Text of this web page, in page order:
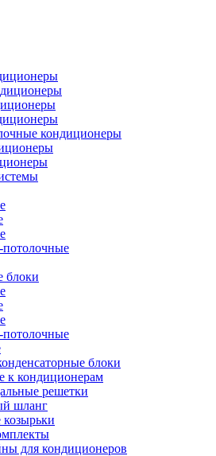
кондиционеры
блоки
блоки
к кондиционерам
решетки
шланг
для кондиционеров